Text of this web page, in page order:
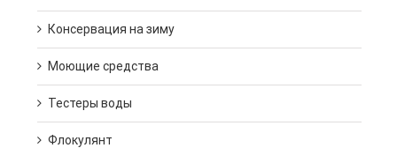
Консервация на зиму
Моющие средства
Тестеры воды
Флокулянт